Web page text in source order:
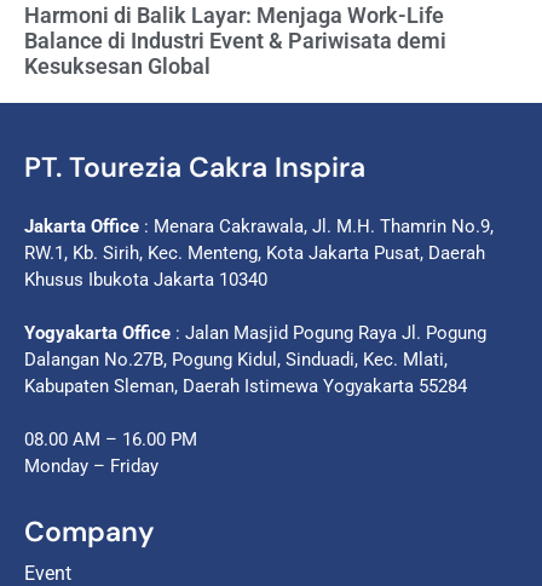
Harmoni di Balik Layar: Menjaga Work-Life
Balance di Industri Event & Pariwisata demi
Kesuksesan Global
PT. Tourezia Cakra Inspira
Jakarta Office : Menara Cakrawala, Jl. M.H. Thamrin No.9,
RW.1, Kb. Sirih, Kec. Menteng, Kota Jakarta Pusat, Daerah
Khusus Ibukota Jakarta 10340
Yogyakarta Office : Jalan Masjid Pogung Raya Jl. Pogung
Dalangan No.27B, Pogung Kidul, Sinduadi, Kec. Mlati,
Kabupaten Sleman, Daerah Istimewa Yogyakarta 55284
08.00 AM – 16.00 PM
Monday – Friday
Company
Event